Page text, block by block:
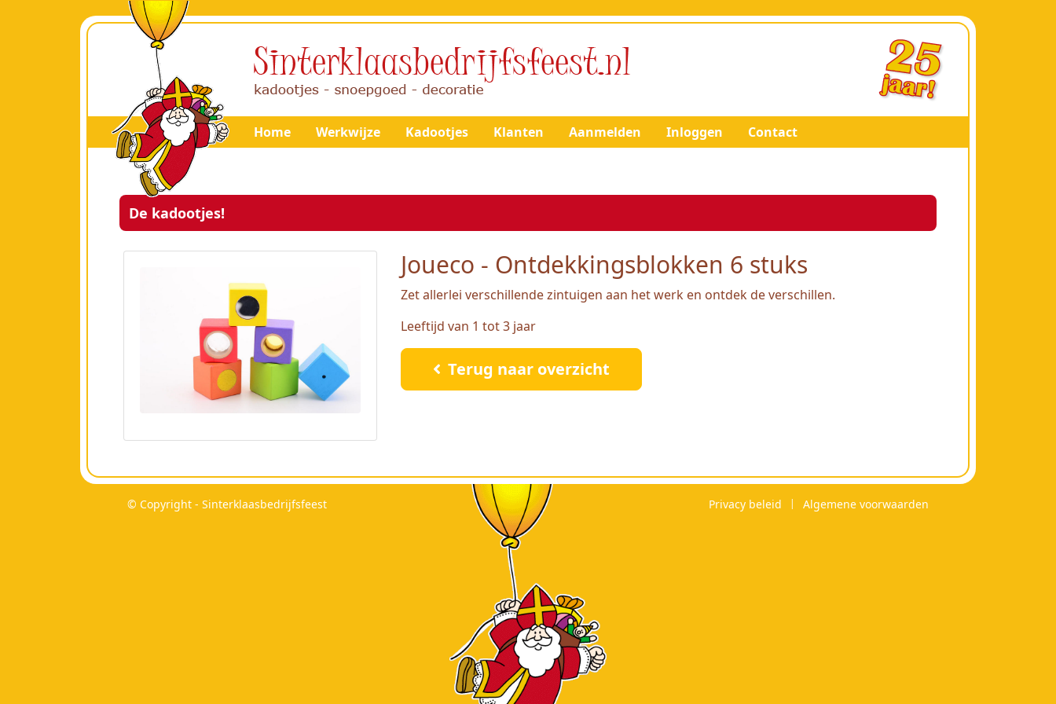
Home Werkwijze Kadootjes Klanten Aanmelden Inloggen Contact
De kadootjes!
Joueco - Ontdekkingsblokken 6 stuks
Zet allerlei verschillende zintuigen aan het werk en ontdek de verschillen.
Leeftijd van 1 tot 3 jaar
Terug naar overzicht
© Copyright - Sinterklaasbedrijfsfeest Privacy beleid Algemene voorwaarden